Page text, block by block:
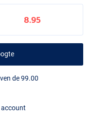
8.95
de 99.00
account